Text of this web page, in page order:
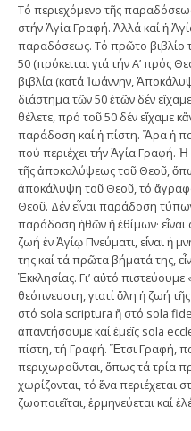
Τό περιεχόμενο τῆς
στήν Ἁγία Γραφή. Ἀλλά καί ἡ
παραδόσεως. Τό πρῶτο βιβλίο
50 (πρόκειται γιά τήν Α’ πρός
βιβλία (κατά Ἰωάννην,
διάστημα τῶν 50 ἐτῶν δέν
θέλετε, πρό τοῦ 50 δέν εἴχαμε
παράδοση καί ἡ πίστη. Ἄρα ἡ
πού περιέχει τήν Ἁγία Γραφή.
τῆς ἀποκαλύψεως τοῦ Θεοῦ,
ἀποκάλυψη τοῦ Θεοῦ, τό
Θεοῦ. Δέν εἶναι παράδοση
παράδοση ἠθῶν ἤ ἐθίμων· εἶναι
ζωή ἐν Ἁγίῳ Πνεύματι, εἶναι ἡ
της καί τά πρῶτα βήματά της,
Ἐκκλησίας. Γι’ αὐτό πιστεύουμε
θεόπνευστη, γιατί ὅλη ἡ ζωή
στό sola scriptura ἤ στό sola
ἀπαντήσουμε καί ἐμεῖς sola
πίστη, τή Γραφή. Ἔτσι Γραφή,
περιχωροῦνται, ὅπως τά τρία
χωρίζονται, τό ἕνα περιέχεται
ζωοποιεῖται, ἑρμηνεύεται καί